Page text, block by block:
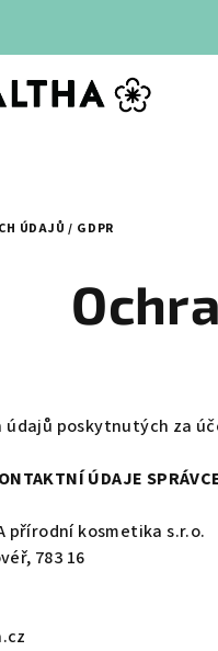
ÚDAJŮ / GDPR
údajů poskytnutých za
ÚDAJE
přírodní kosmetika s.r.o.
783 16